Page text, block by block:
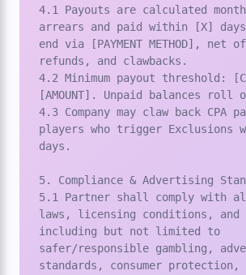
4.1 Payouts are calculated
arrears and paid within [X]
end via [PAYMENT METHOD], net
refunds, and clawbacks.
4.2 Minimum payout threshold:
[AMOUNT]. Unpaid balances roll
4.3 Company may claw back CPA
players who trigger Exclusions
days.
5. Compliance & Advertising
5.1 Partner shall comply with
laws, licensing conditions, and
including but not limited to
safer/responsible gambling,
standards, consumer protection,